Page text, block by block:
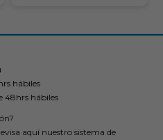
hábiles
48hrs hábiles
aquí nuestro sistema de